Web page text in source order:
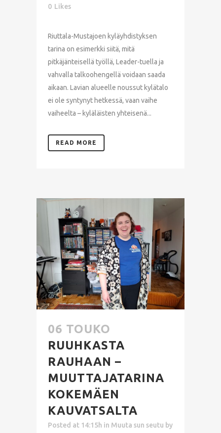
0 Likes
Riuttala-Mustajoen kyläyhdistyksen
tarina on esimerkki siitä, mitä
pitkäjänteisellä työllä, Leader-tuella ja
vahvalla talkoohengellä voidaan saada
aikaan. Lavian alueelle noussut kylätalo
ei ole syntynyt hetkessä, vaan vaihe
vaiheelta – kyläläisten yhteisenä...
READ MORE
06 TOUKO
RUUHKASTA
RAUHAAN –
MUUTTAJATARINA
KOKEMÄEN
KAUVATSALTA
Posted at 14:15h in Muuta sun seutu by